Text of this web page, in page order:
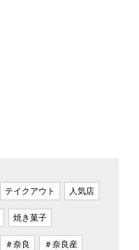
テイクアウト 人気店
焼き菓子
＃奈良 ＃奈良産